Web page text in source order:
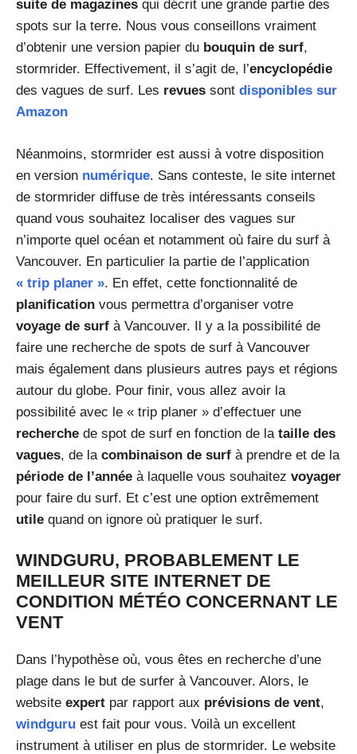
suite de magazines qui décrit une grande partie des
spots sur la terre. Nous vous conseillons vraiment
d’obtenir une version papier du bouquin de surf,
stormrider. Effectivement, il s’agit de, l’encyclopédie
des vagues de surf. Les revues sont disponibles sur
Amazon
Néanmoins, stormrider est aussi à votre disposition
en version numérique. Sans conteste, le site internet
de stormrider diffuse de très intéressants conseils
quand vous souhaitez localiser des vagues sur
n’importe quel océan et notamment où faire du surf à
Vancouver. En particulier la partie de l’application
« trip planer ». En effet, cette fonctionnalité de
planification vous permettra d’organiser votre
voyage de surf à Vancouver. Il y a la possibilité de
faire une recherche de spots de surf à Vancouver
mais également dans plusieurs autres pays et régions
autour du globe. Pour finir, vous allez avoir la
possibilité avec le « trip planer » d’effectuer une
recherche de spot de surf en fonction de la taille des
vagues, de la combinaison de surf à prendre et de la
période de l’année à laquelle vous souhaitez voyager
pour faire du surf. Et c’est une option extrêmement
utile quand on ignore où pratiquer le surf.
WINDGURU, PROBABLEMENT LE
MEILLEUR SITE INTERNET DE
CONDITION MÉTÉO CONCERNANT LE
VENT
Dans l’hypothèse où, vous êtes en recherche d’une
plage dans le but de surfer à Vancouver. Alors, le
website expert par rapport aux prévisions de vent,
windguru est fait pour vous. Voilà un excellent
instrument à utiliser en plus de stormrider. Le website